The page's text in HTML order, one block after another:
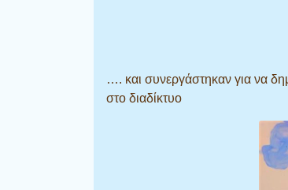
…. και συνεργάστηκαν για να
στο διαδίκτυο